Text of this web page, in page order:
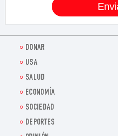
DONAR
USA
SALUD
ECONOMÍA
SOCIEDAD
DEPORTES